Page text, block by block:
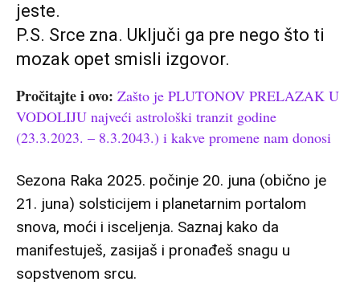
jeste.
P.S. Srce zna. Uključi ga pre nego što ti
mozak opet smisli izgovor.
Pročitajte i ovo: Zašto je PLUTONOV PRELAZAK U
VODOLIJU najveći astrološki tranzit godine
(23.3.2023. – 8.3.2043.) i kakve promene nam donosi
Sezona Raka 2025. počinje 20. juna (obično je
21. juna) solsticijem i planetarnim portalom
snova, moći i isceljenja. Saznaj kako da
manifestuješ, zasijaš i pronađeš snagu u
sopstvenom srcu.